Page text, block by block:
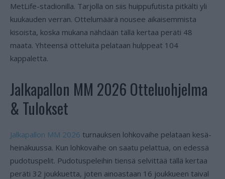
MetLife-stadionilla. Tarjolla on siis huippufutista pitkälti yli
kuukauden verran. Ottelumäärä nousee aikaisemmista
kisoista, koska mukana nähdään tällä kertaa peräti 48
maata. Yhteensä otteluita pelataan hulppeat 104
kappaletta.
Jalkapallon MM 2026 Otteluohjelma
& Tulokset
Jalkapallon MM 2026 turnauksen lohkovaihe pelataan kesä-
heinäkuussa. Kun lohkovaihe on saatu pelattua, on edessä
pudotuspelit. Pudotuspeleihin tiensä selvittää tällä kertaa
peräti 32 joukkuetta, joten ainoastaan 16 joukkueen taival